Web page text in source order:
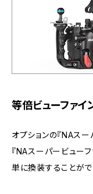
等倍ビューファイ
オプションの『NAス
『NAスーパービュー
単に換装することがで